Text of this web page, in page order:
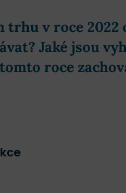
trhu v roce 2022
Jaké jsou
roce